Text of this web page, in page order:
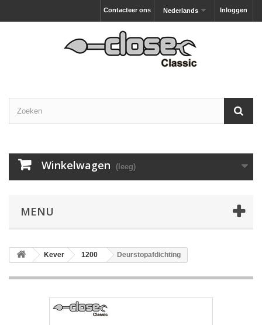
Inloggen
Nederlands
Contacteer ons
Winkelwagen (leeg)
MENU
Kever 1200 Deurstopafdichting